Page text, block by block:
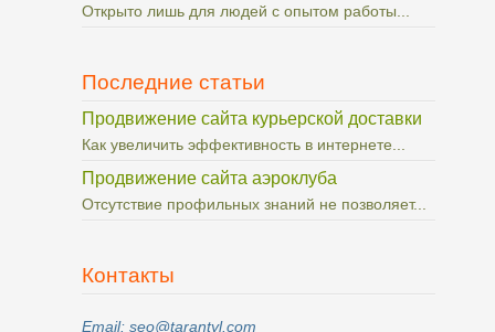
Открыто лишь для людей с опытом работы...
Последние статьи
Продвижение сайта курьерской доставки
Как увеличить эффективность в интернете...
Продвижение сайта аэроклуба
Отсутствие профильных знаний не позволяет...
Контакты
Email: seo@tarantyl.com